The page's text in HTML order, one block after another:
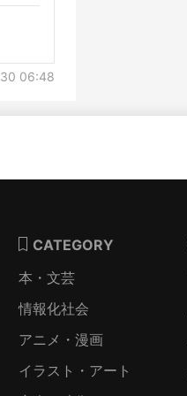
06:48
CATEGORY
本・文芸
情報化社会
アニメ・漫画
イラスト・アート